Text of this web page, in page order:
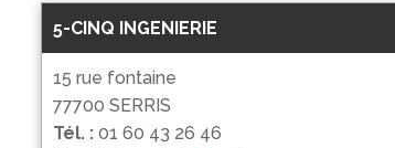
5-CINQ INGENIERIE
15 rue fontaine
77700 SERRIS
Tél. : 01 60 43 26 46